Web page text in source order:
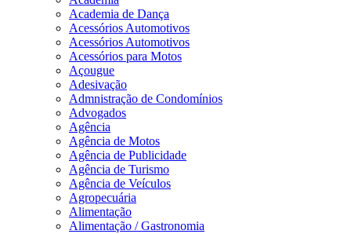
Academia de Dança
Acessórios Automotivos
Acessórios Automotivos
Acessórios para Motos
Açougue
Adesivação
Admnistração de Condomínios
Advogados
Agência
Agência de Motos
Agência de Publicidade
Agência de Turismo
Agência de Veículos
Agropecuária
Alimentação
Alimentação / Gastronomia